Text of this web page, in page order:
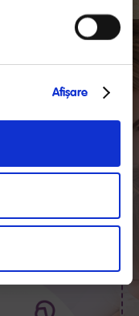
Afişare
documentezi doar
la cele mai
corectă și